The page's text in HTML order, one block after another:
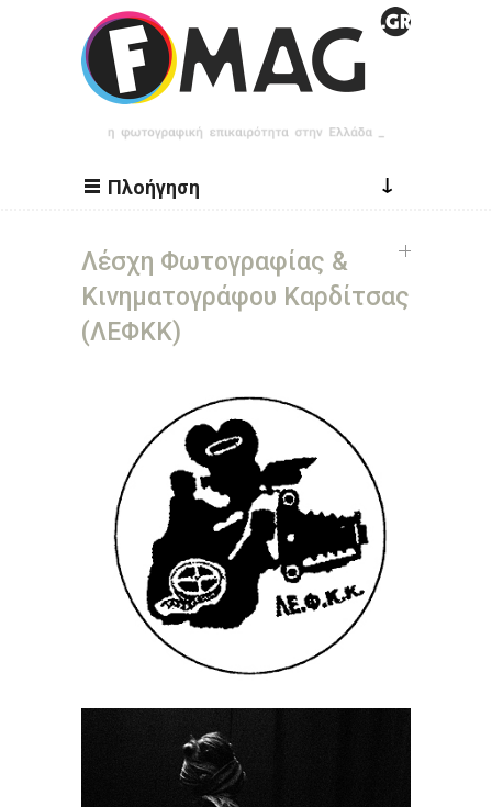
Παράκαμψη προς το κυρίως περιεχόμενο
Πλοήγηση ↓
Λέσχη Φωτογραφίας &
Κινηματογράφου Καρδίτσας
(ΛΕΦΚΚ)